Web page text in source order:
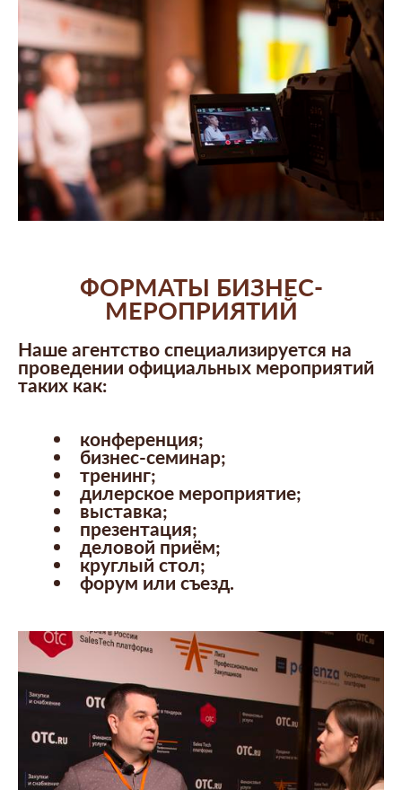
ФОРМАТЫ БИЗНЕС-
МЕРОПРИЯТИЙ
Наше агентство специализируется на
проведении официальных мероприятий
таких как:
конференция;
бизнес-семинар;
тренинг;
дилерское мероприятие;
выставка;
презентация;
деловой приём;
круглый стол;
форум или съезд.